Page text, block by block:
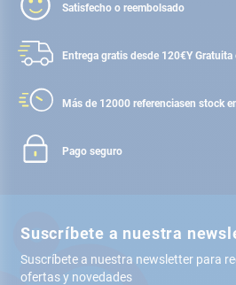
Satisfecho o reembolsado
Entrega gratis desde 120€Y Gratuita
Más de 12000 referenciasen stock
Pago seguro
Suscríbete a nuestra
Suscríbete a nuestra newsletter para
ofertas y novedades